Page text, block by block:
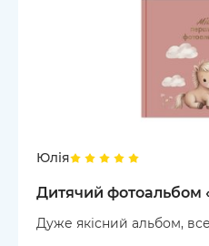
Юлія
Дитячий фотоальбом
Дуже якісний альбом,